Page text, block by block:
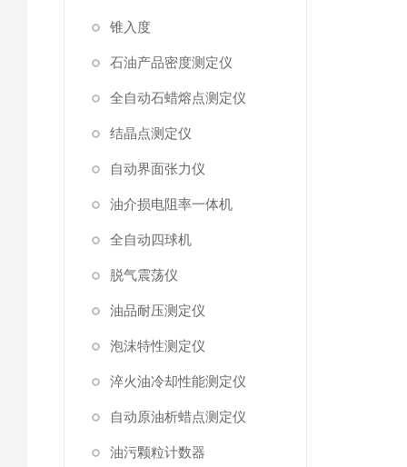
锥入度
石油产品密度测定仪
全自动石蜡熔点测定仪
结晶点测定仪
自动界面张力仪
油介损电阻率一体机
全自动四球机
脱气震荡仪
油品耐压测定仪
泡沫特性测定仪
淬火油冷却性能测定仪
自动原油析蜡点测定仪
油污颗粒计数器